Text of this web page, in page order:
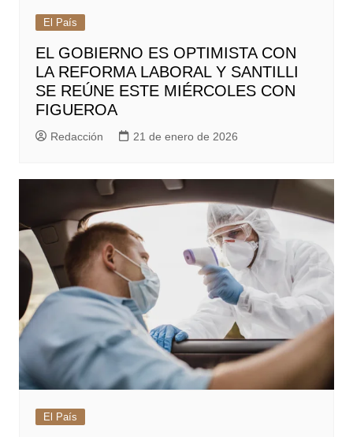
El País
EL GOBIERNO ES OPTIMISTA CON
LA REFORMA LABORAL Y SANTILLI
SE REÚNE ESTE MIÉRCOLES CON
FIGUEROA
Redacción 21 de enero de 2026
El País